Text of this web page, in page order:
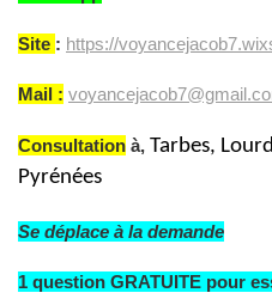
Site : https://
Mail :
Consultation à, Tarbes,
Pyrénées
Se déplace à la demande
1 question GRATUITE pour